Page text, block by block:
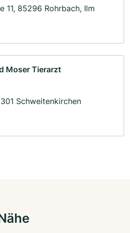
11, 85296 Rohrbach, Ilm
Moser Tierarzt
Schweitenkirchen